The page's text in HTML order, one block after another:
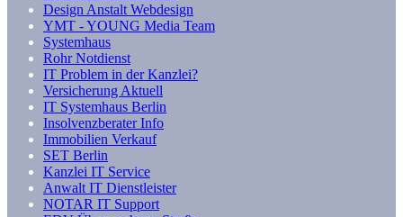
Design Anstalt Webdesign
YMT - YOUNG Media Team
Systemhaus
Rohr Notdienst
IT Problem in der Kanzlei?
Versicherung Aktuell
IT Systemhaus Berlin
Insolvenzberater Info
Immobilien Verkauf
SET Berlin
Kanzlei IT Service
Anwalt IT Dienstleister
NOTAR IT Support